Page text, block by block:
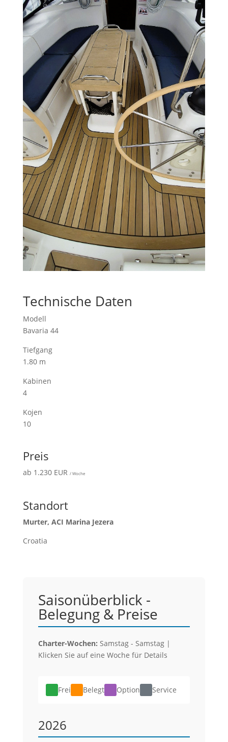
Technische Daten
Modell
Bavaria 44
Tiefgang
1.80 m
Kabinen
4
Kojen
10
Preis
ab 1.230 EUR / Woche
Standort
Murter, ACI Marina Jezera
Croatia
Saisonüberblick -
Belegung & Preise
Charter-Wochen: Samstag - Samstag |
Klicken Sie auf eine Woche für Details
Frei Belegt Option Service
2026